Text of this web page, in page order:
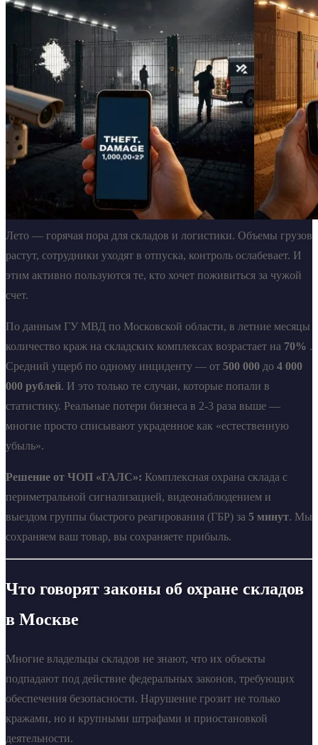
Лето — горячая пора для складов и логистики. Объемы грузов
растут, сотрудники уходят в отпуска, контроль ослабевает. И
этим активно пользуются те, кто хочет поживиться за чужой
счет.
По данным ГУ МВД по Московской области, в летние месяцы
количество краж на складских комплексах возрастает на 70% .
Средний ущерб по одному инциденту — от 500 000 до 4 000
000 рублей. И это только те случаи, которые попали в
статистику. Реальные потери бизнеса в 2-3 раза выше —
многие просто списывают украденное как «естественную
убыль».
Решение от ЧОП «ГАЛС»: Комплексная охрана склада с
периметральной сигнализацией, видеонаблюдением и
выездом группы быстрого реагирования (ГБР) за 5 минут. Мы
сохраняем ваш товар, вы сохраняете прибыль.
Что говорят законы об охране складов
в Москве
Многие владельцы складов не знают, что их объекты
подпадают под действие федеральных законов, требующих
обеспечения безопасности. Нарушение грозит не только
кражами, но и крупными штрафами и приостановкой
деятельности.